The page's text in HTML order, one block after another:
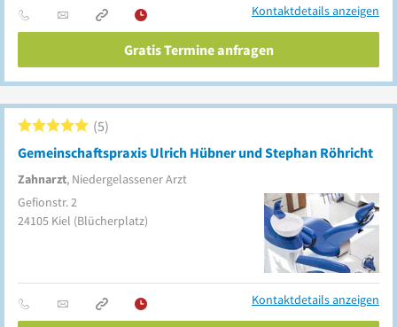
Kontaktdetails anzeigen
Gratis Termine anfragen
Gemeinschaftspraxis Ulrich Hübner und Stephan Röhricht
Zahnarzt, Niedergelassener Arzt
5
Gefionstr. 2
24105 Kiel (Blücherplatz)
Kontaktdetails anzeigen